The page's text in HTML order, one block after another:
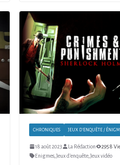
CHRONIQUES JEUX D'ENQUÊTE /
18 août 2023 La Rédaction
2958
Enigmes, Jeux d'enquête, Jeux vidéo